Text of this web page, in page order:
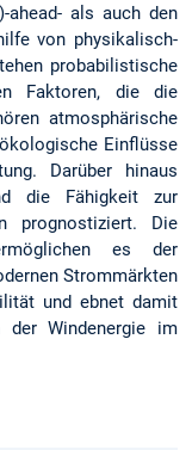
ahead- als auch den
von physikalisch-
probabilistische
Faktoren, die die
atmosphärische
Einflüsse
Darüber hinaus
die Fähigkeit zur
prognostiziert. Die
es der
Strommärkten
und ebnet damit
Windenergie im